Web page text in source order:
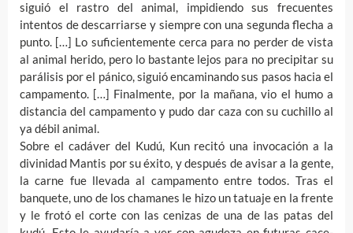
siguió el rastro del animal, impidiendo sus frecuentes
intentos de descarriarse y siempre con una segunda flecha a
punto. […] Lo suficientemente cerca para no perder de vista
al animal herido, pero lo bastante lejos para no precipitar su
parálisis por el pánico, siguió encaminando sus pasos hacia el
campamento. […] Finalmente, por la mañana, vio el humo a
distancia del campamento y pudo dar caza con su cuchillo al
ya débil animal.
Sobre el cadáver del Kudú, Kun recitó una invocación a la
divinidad Mantis por su éxito, y después de avisar a la gente,
la carne fue llevada al campamento entre todos. Tras el
banquete, uno de los chamanes le hizo un tatuaje en la frente
y le frotó el corte con las cenizas de una de las patas del